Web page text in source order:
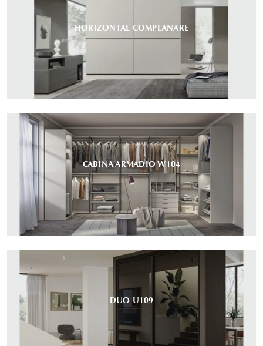
HORIZONTAL COMPLANARE
CABINA ARMADIO W104
DUO U109